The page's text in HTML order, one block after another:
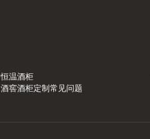
恒温酒柜
酒窖酒柜定制常见问题